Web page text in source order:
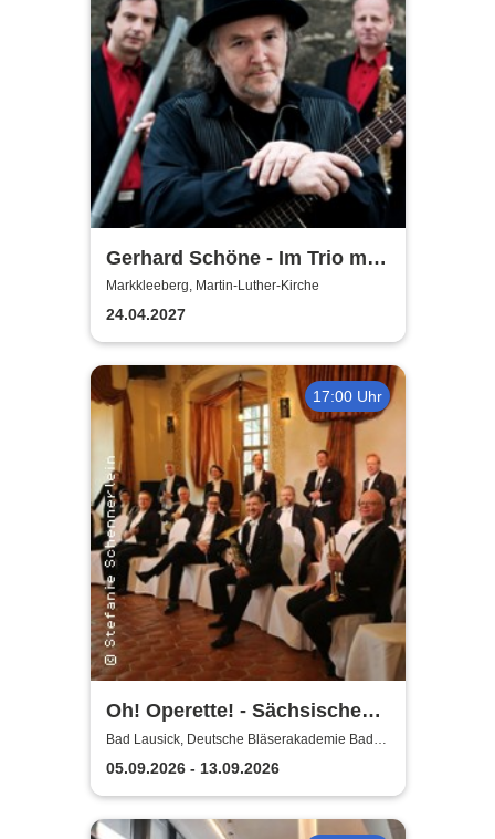
Gerhard Schöne - Im Trio mit
Orgel & Sax: Ich öffne die Tür
weit am Abend
Markkleeberg, Martin-Luther-Kirche
24.04.2027
17:00 Uhr
Oh! Operette! - Sächsische
Bläserphilharmonie
Bad Lausick, Deutsche Bläserakademie Bad
Lausick
05.09.2026 - 13.09.2026